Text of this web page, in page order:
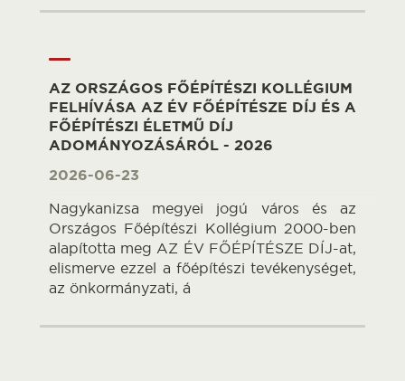
AZ ORSZÁGOS FŐÉPÍTÉSZI KOLLÉGIUM
FELHÍVÁSA AZ ÉV FŐÉPÍTÉSZE DÍJ ÉS A
FŐÉPÍTÉSZI ÉLETMŰ DÍJ
ADOMÁNYOZÁSÁRÓL - 2026
2026-06-23
Nagykanizsa megyei jogú város és az
Országos Főépítészi Kollégium 2000-ben
alapította meg AZ ÉV FŐÉPÍTÉSZE DÍJ-at,
elismerve ezzel a főépítészi tevékenységet,
az önkormányzati, á